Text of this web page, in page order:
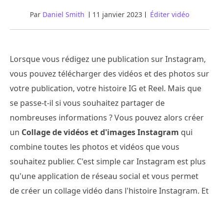
Par Daniel Smith 11 janvier 2023 Éditer vidéo
Lorsque vous rédigez une publication sur Instagram,
vous pouvez télécharger des vidéos et des photos sur
votre publication, votre histoire IG et Reel. Mais que
se passe-t-il si vous souhaitez partager de
nombreuses informations ? Vous pouvez alors créer
un Collage de vidéos et d'images Instagram qui
combine toutes les photos et vidéos que vous
souhaitez publier. C'est simple car Instagram est plus
qu'une application de réseau social et vous permet
de créer un collage vidéo dans l'histoire Instagram. Et